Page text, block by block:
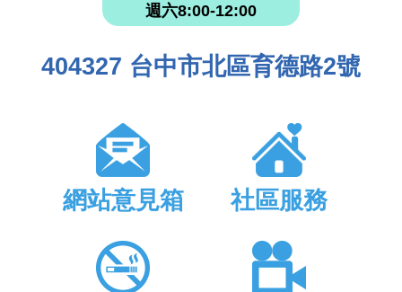
週六8:00-12:00
404327 台中市北區育德路2號
網站意見箱 社區服務